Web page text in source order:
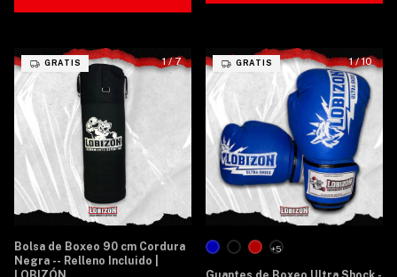
1/7
GRATIS
Bolsa de Boxeo 90 cm Cordura
Negra -- Relleno Incluido |
1/10
GRATIS
+5